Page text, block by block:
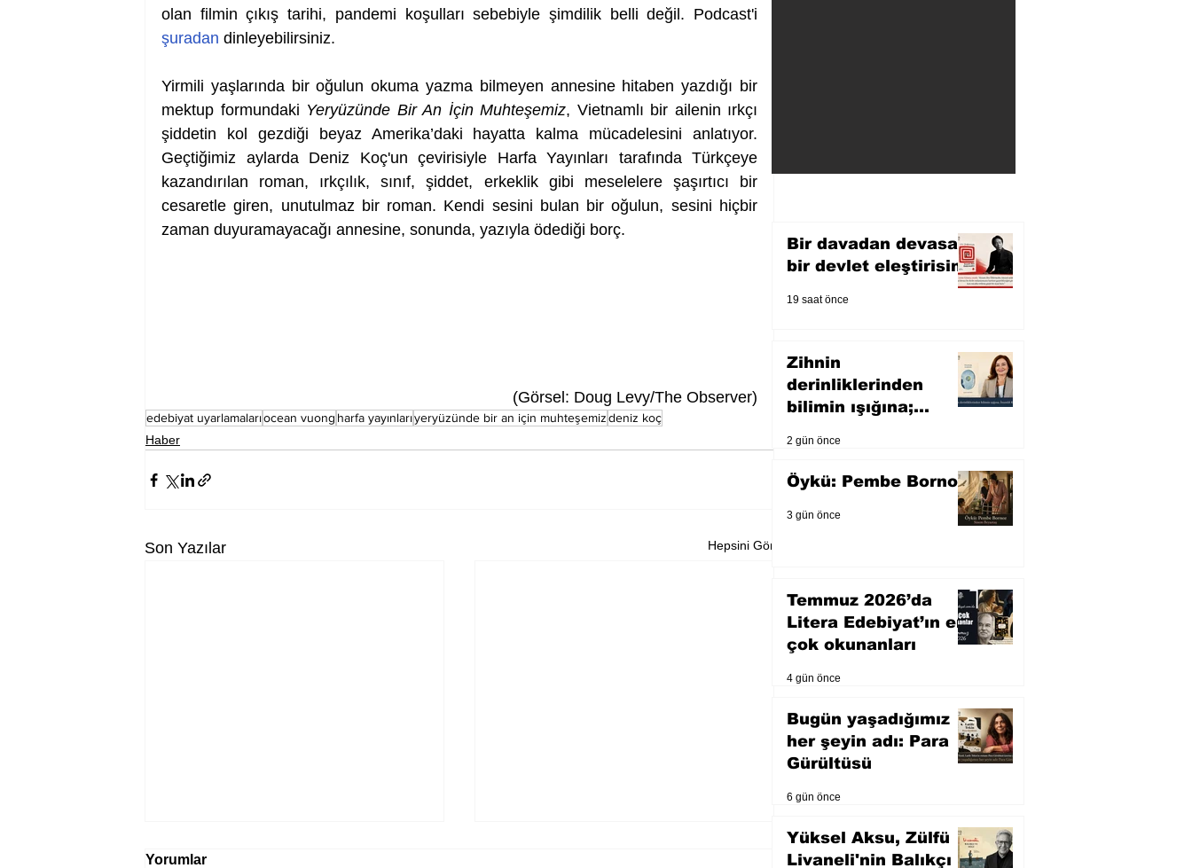
şuradan dinleyebilirsiniz.
Yirmili yaşlarında bir oğulun okuma yazma bilmeyen annesine hitaben yazdığı bir
mektup formundaki Yeryüzünde Bir An İçin Muhteşemiz, Vietnamlı bir ailenin ırkçı
şiddetin kol gezdiği beyaz Amerika’daki hayatta kalma mücadelesini anlatıyor.
Geçtiğimiz aylarda Deniz Koç'un çevirisiyle Harfa Yayınları tarafında Türkçeye
kazandırılan roman, ırkçılık, sınıf, şiddet, erkeklik gibi meselelere şaşırtıcı bir
cesaretle giren, unutulmaz bir roman. Kendi sesini bulan bir oğulun, sesini hiçbir
zaman duyuramayacağı annesine, sonunda, yazıyla ödediği borç.
(Görsel: Doug Levy/The Observer)
edebiyat uyarlamalarıocean vuong harfa yayınlarıyeryüzünde bir an için muhteşemizdeniz koç
Haber
Son Yazılar Hepsini Gör
Yorumlar
Bir davadan devasa
bir devlet eleştirisine
19 saat önce
Zihnin
derinliklerinden
bilimin ışığına;
2 gün önce
Öykü: Pembe Bornoz
3 gün önce
Temmuz 2026’da
Litera Edebiyat’ın en
çok okunanları
4 gün önce
Bugün yaşadığımız
her şeyin adı: Para
Gürültüsü
6 gün önce
Yüksel Aksu, Zülfü
Livaneli'nin Balıkçı